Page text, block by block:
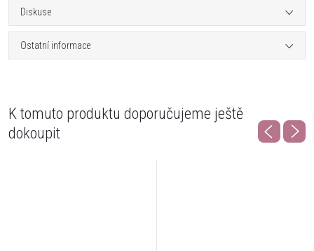
Diskuse
Ostatní informace
K tomuto produktu doporučujeme ještě
dokoupit